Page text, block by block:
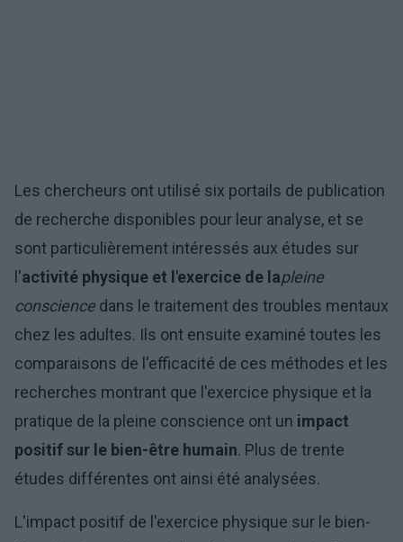
Les chercheurs ont utilisé six portails de publication
de recherche disponibles pour leur analyse, et se
sont particulièrement intéressés aux études sur
l'activité physique et l'exercice de lapleine
conscience dans le traitement des troubles mentaux
chez les adultes. Ils ont ensuite examiné toutes les
comparaisons de l'efficacité de ces méthodes et les
recherches montrant que l'exercice physique et la
pratique de la pleine conscience ont un impact
positif sur le bien-être humain. Plus de trente
études différentes ont ainsi été analysées.
L'impact positif de l'exercice physique sur le bien-